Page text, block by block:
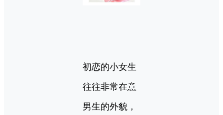
初恋的小女生
往往非常在意
男生的外貌，